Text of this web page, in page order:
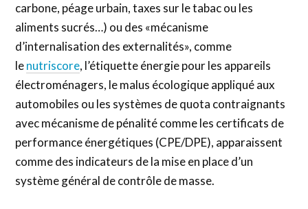
carbone, péage urbain, taxes sur le tabac ou les
aliments sucrés…) ou des «mécanisme
d’internalisation des externalités», comme
lenutriscore, l’étiquette énergie pour les appareils
électroménagers, le malus écologique appliqué aux
automobiles ou les systèmes de quota contraignants
avec mécanisme de pénalité comme les certificats de
performance énergétiques (CPE/DPE), apparaissent
comme des indicateurs de la mise en place d’un
système général de contrôle de masse.